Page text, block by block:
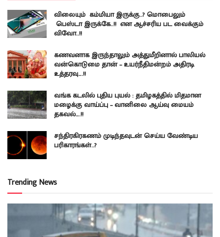
விலையும் கம்மியா இருக்கு..? மொபைலும்
பெஸ்டா இருக்கே..!! என ஆச்சரிய பட வைக்கும்
விவோ..!!
கணவனாக இருந்தாலும் அத்துமீறினால் பாலியல்
வன்கொடுமை தான் – உயர்நீதிமன்றம் அதிரடி
உத்தரவு….!!
வங்க கடலில் புதிய புயல் : தமிழகத்தில் மிதமான
மழைக்கு வாய்ப்பு – வானிலை ஆய்வு மையம்
தகவல்….!!
சந்திரகிரகணம் முடிந்தவுடன் செய்ய வேண்டிய
பரிகாரங்கள்..?
Trending News